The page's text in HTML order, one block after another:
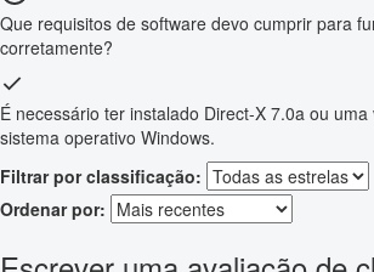
Que requisitos de software devo cumprir para
corretamente?
É necessário ter instalado Direct-X 7.0a ou
sistema operativo Windows.
Filtrar por classificação:
Ordenar por: